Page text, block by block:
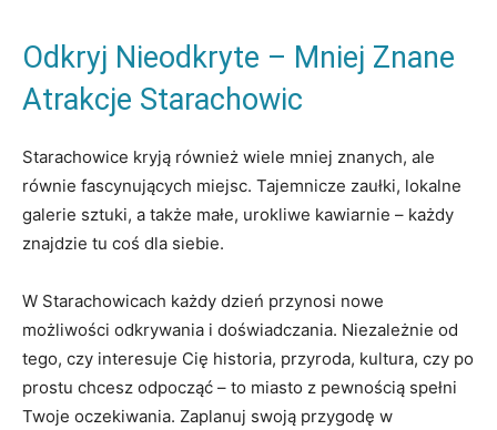
Odkryj Nieodkryte – Mniej Znane
Atrakcje Starachowic
Starachowice kryją również wiele mniej znanych, ale
równie fascynujących miejsc. Tajemnicze zaułki, lokalne
galerie sztuki, a także małe, urokliwe kawiarnie – każdy
znajdzie tu coś dla siebie.
W Starachowicach każdy dzień przynosi nowe
możliwości odkrywania i doświadczania. Niezależnie od
tego, czy interesuje Cię historia, przyroda, kultura, czy po
prostu chcesz odpocząć – to miasto z pewnością spełni
Twoje oczekiwania. Zaplanuj swoją przygodę w